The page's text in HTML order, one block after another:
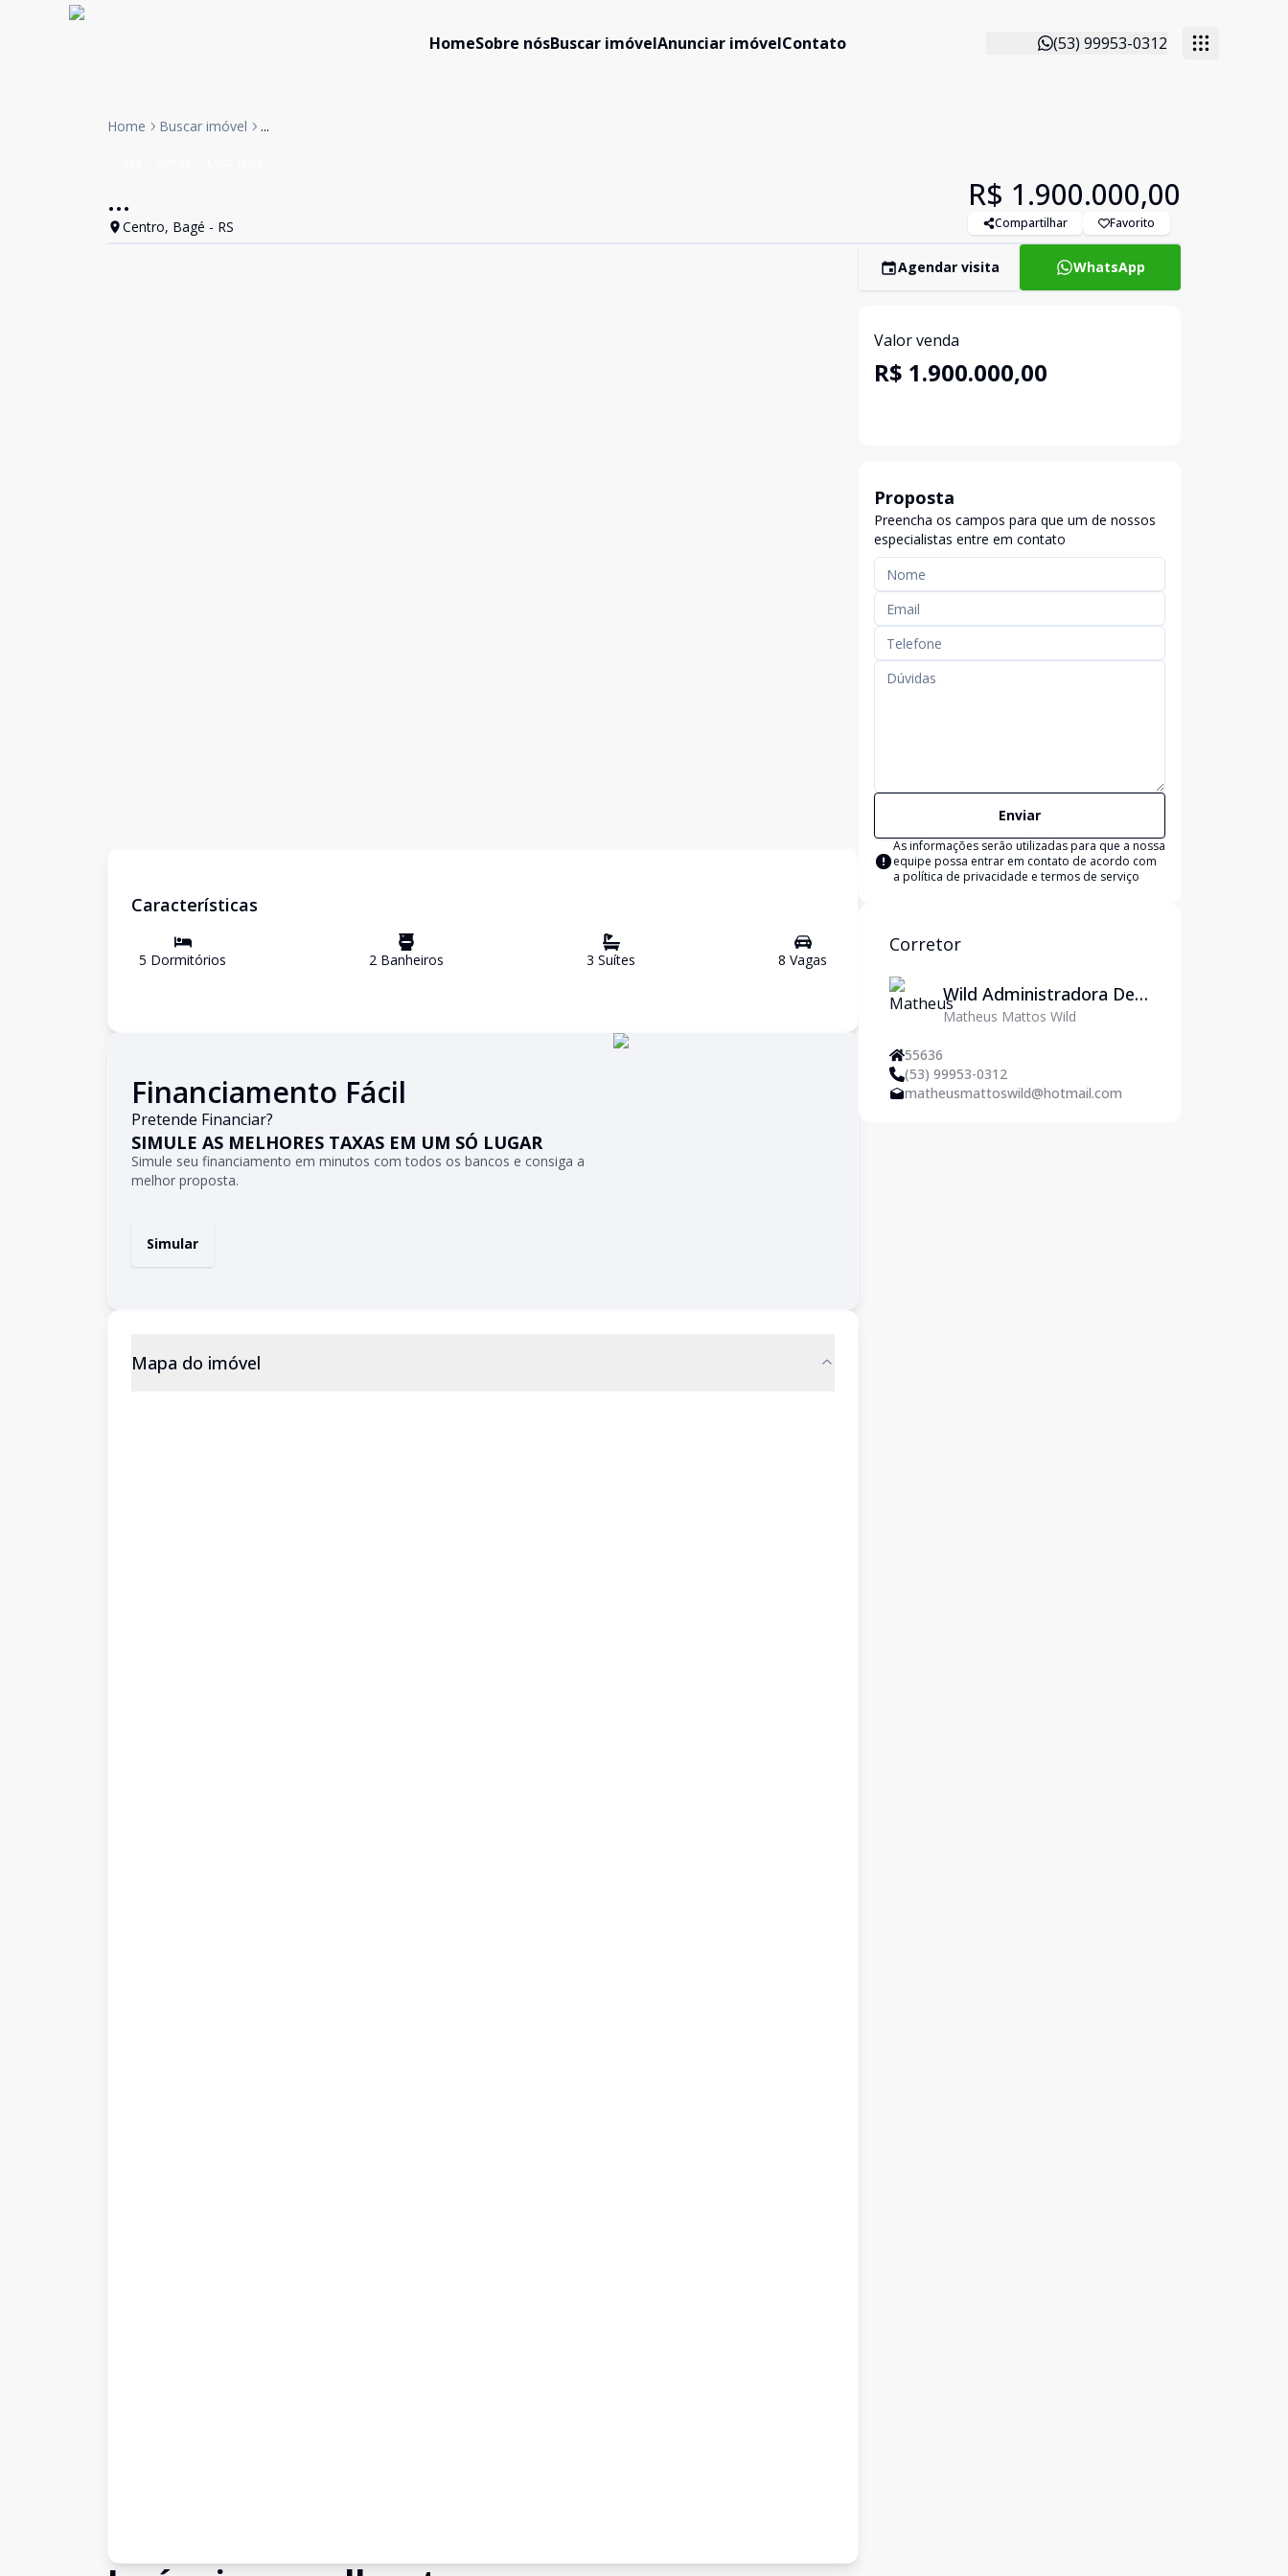
HomeSobre nósBuscar imóvelAnunciar imóvelContato (53) 99953-0312
Home Buscar imóvel ...
...
Centro, Bagé - RS
R$ 1.900.000,00
Compartilhar Favorito
Características
5 Dormitórios 2 Banheiros 3 Suítes 8 Vagas
Financiamento Fácil
Pretende Financiar?
SIMULE AS MELHORES TAXAS EM UM SÓ LUGAR
Simule seu financiamento em minutos com todos os bancos e consiga a
melhor proposta.
Simular
Mapa do imóvel
Agendar visita WhatsApp
Valor venda
R$ 1.900.000,00
Proposta
Preencha os campos para que um de nossos
especialistas entre em contato
Enviar
As informações serão utilizadas para que a nossa
equipe possa entrar em contato de acordo com
a política de privacidade e termos de serviço
Corretor
Wild Administradora De
Imóveis Ltda
Matheus Mattos Wild
55636
(53) 99953-0312
matheusmattoswild@hotmail.com